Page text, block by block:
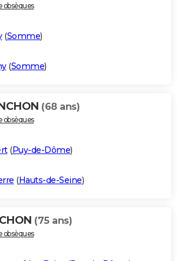
obsèques
(Somme)
(Somme)
(68 ans)
obsèques
(Puy-de-Dôme)
(Hauts-de-Seine)
(75 ans)
obsèques